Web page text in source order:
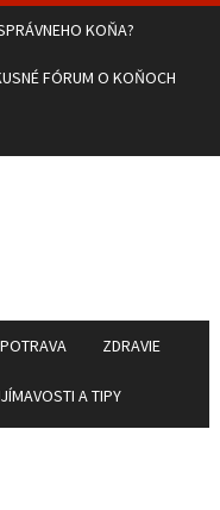
KOŇA?
FÓRUM O KOŇOCH
ZDRAVIE
A TIPY